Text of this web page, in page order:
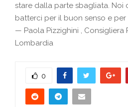
stare dalla parte sbagliata. Noi
batterci per il buon senso e per
— Paola Pizzighini , Consigliera
Lombardia
0